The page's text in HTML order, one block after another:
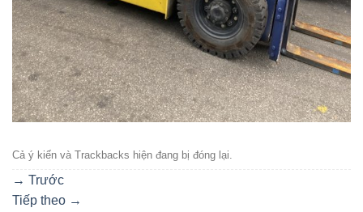
Cả ý kiến ​​và Trackbacks hiện đang bị đóng lại.
→ Trước
Tiếp theo →